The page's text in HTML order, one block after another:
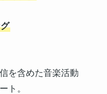
を含めた音楽活動
ト。